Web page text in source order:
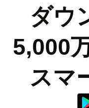
ダウ
5,000
スマ